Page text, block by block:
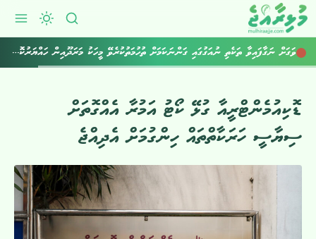
ވަގަށް ނަގާފައިވާ ތަކެތި ނުއަގުގައި ގަންނަކަމަށް ތުހުމަތުކުރެވޭ މީހަކު މަރަދޫއިން ހައްޔަރުކޮށްފި
ޑޮކިއުމެންޓްރީއާ ގުޅޭ ކޯޓު އަމުރާ އެއްގޮތަށް
ސިޔާސީ ހަރަކާތްތައް ހިންގުމަށް އެދިއްޖެ